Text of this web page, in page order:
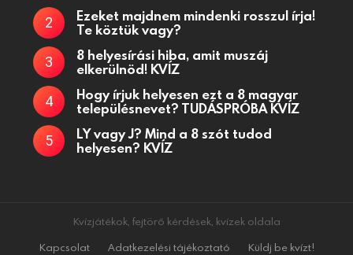
Ezeket majdnem mindenki rosszul írja!
Te köztük vagy?
8 helyesírási hiba, amit muszáj
elkerülnöd! KVÍZ
Hogy írjuk helyesen ezt a 8 magyar
településnevet? TUDÁSPRÓBA KVÍZ
LY vagy J? Mind a 8 szót tudod
helyesen? KVÍZ
Kvízjátékok, fejtörő kérdések, kvízek oldala
Kapcsolat
Adatkezelési tájékoztató
Küldj be kvízt!